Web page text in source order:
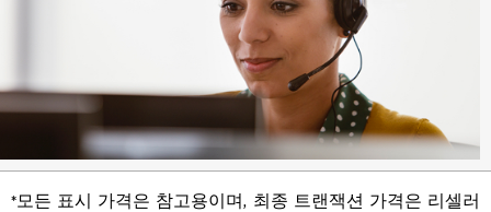
*모든 표시 가격은 참고용이며, 최종 트랜잭션 가격은 리셀러